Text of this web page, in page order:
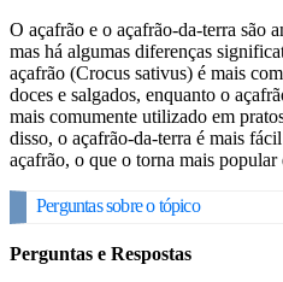
O açafrão e o açafrão-da-terra são
mas há algumas diferenças
açafrão (Crocus sativus) é mais
doces e salgados, enquanto o
mais comumente utilizado em
disso, o açafrão-da-terra é mais
açafrão, o que o torna mais popular
Perguntas sobre o tópico
Perguntas e Respostas